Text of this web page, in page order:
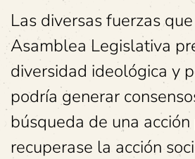
Las diversas fuerzas
Asamblea Legislativa
diversidad ideológica y
podría generar
búsqueda de una
recuperase la acción